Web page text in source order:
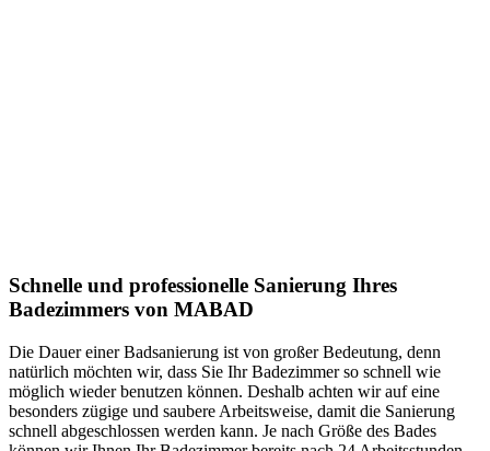
Schnelle und professionelle Sanierung Ihres
Badezimmers von MABAD
Die Dauer einer Badsanierung ist von großer Bedeutung, denn
natürlich möchten wir, dass Sie Ihr Badezimmer so schnell wie
möglich wieder benutzen können. Deshalb achten wir auf eine
besonders zügige und saubere Arbeitsweise, damit die Sanierung
schnell abgeschlossen werden kann. Je nach Größe des Bades